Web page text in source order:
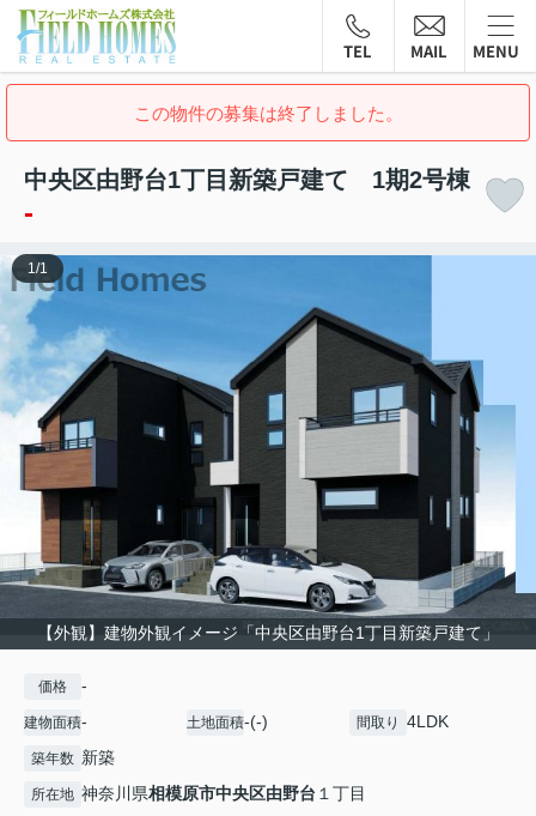
TEL MAIL MENU
この物件の募集は終了しました。
中央区由野台1丁目新築戸建て 1期2号棟
-
【外観】建物外観イメージ「中央区由野台1丁目新築戸建て」
1 /1
価格 -
建物面積- 土地面積-(-) 間取り 4LDK
築年数 新築
所在地 神奈川県相模原市中央区由野台 １丁目